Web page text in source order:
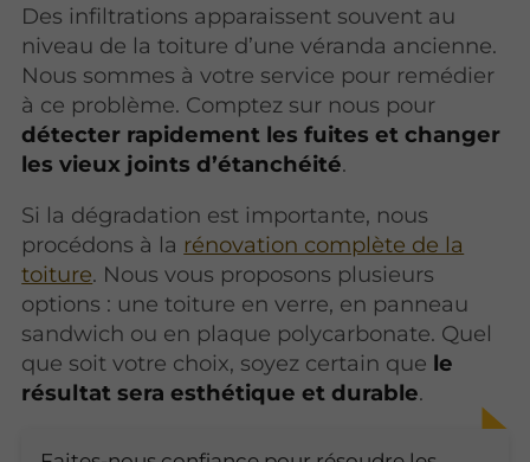
Des infiltrations apparaissent souvent au
niveau de la toiture d’une véranda ancienne.
Nous sommes à votre service pour remédier
à ce problème. Comptez sur nous pour
détecter rapidement les fuites et changer
les vieux joints d’étanchéité.
Si la dégradation est importante, nous
procédons à la rénovation complète de la
toiture. Nous vous proposons plusieurs
options : une toiture en verre, en panneau
sandwich ou en plaque polycarbonate. Quel
que soit votre choix, soyez certain que le
résultat sera esthétique et durable.